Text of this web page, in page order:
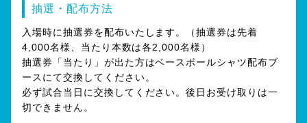
抽選・配布方法
入場時に抽選券を配布いたします。（抽選券は先着
4,000名様、当たり本数は各2,000名様）
抽選券「当たり」が出た方はベースボールシャツ配布ブ
ースにて交換してください。
必ず試合当日に交換してください。後日お受け取りは一
切できません。